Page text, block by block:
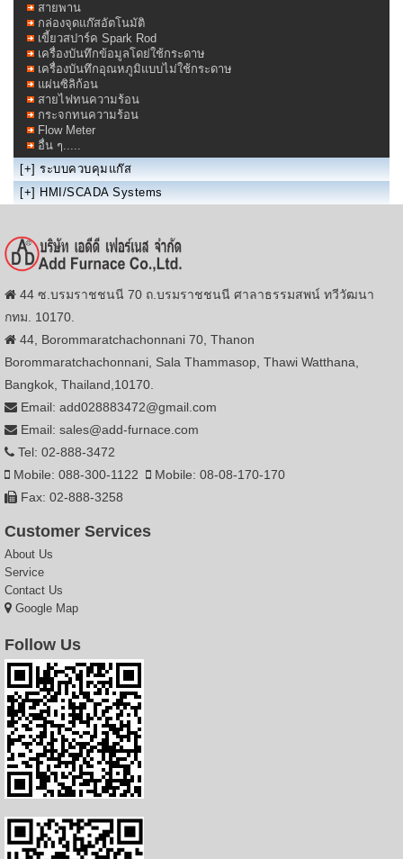
สายพาน
กล่องจุดแก๊สอัตโนมัติ
เขี้ยวสปาร์ค Spark Rod
เครื่องบันทึกข้อมูลโดย่ใช้กระดาษ
เครื่องบันทึกอุณหภูมิแบบไม่ใช้กระดาษ
แผ่นซิลิก้อน
สายไฟทนความร้อน
กระจกทนความร้อน
Flow Meter
อื่น ๆ.....
[+] ระบบควบคุมแก๊ส
[+] HMI/SCADA Systems
44 ซ.บรมราชชนนี 70 ถ.บรมราชชนนี ศาลาธรรมสพน์ ทวีวัฒนา
กทม. 10170.
44, Borommaratchachonnani 70, Thanon
Borommaratchachonnani, Sala Thammasop, Thawi Watthana,
Bangkok, Thailand,10170.
Email: add028883472@gmail.com
Email: sales@add-furnace.com
Tel: 02-888-3472
Mobile: 088-300-1122
Mobile: 08-08-170-170
Fax: 02-888-3258
Customer Services
About Us
Service
Contact Us
Google Map
Follow Us